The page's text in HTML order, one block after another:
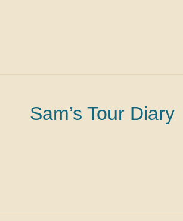
Sam’s Tour Diary